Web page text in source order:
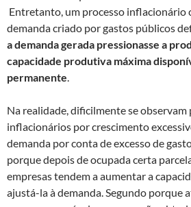
Entretanto, um processo inflacionário
demanda criado por gastos públicos
a demanda gerada pressionasse a
capacidade produtiva máxima
permanente.
Na realidade, dificilmente se observam
inflacionários por crescimento
demanda por conta de excesso de
porque depois de ocupada certa
empresas tendem a aumentar a
ajustá-la à demanda. Segundo porque